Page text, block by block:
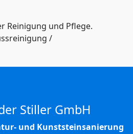
Reinigung und Pflege.
/
Stiller GmbH
und Kunststeinsanierung